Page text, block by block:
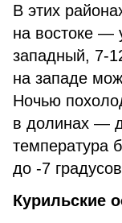
В этих
на востоке —
западный, 7-
на западе
Ночью
в долинах —
температура
до -7
Курильские